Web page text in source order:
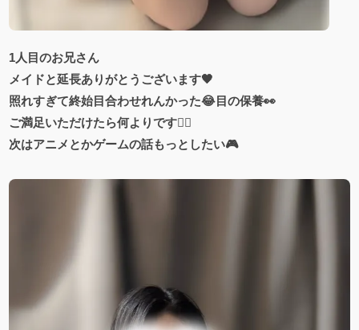
1人目のお兄さん
メイドと延長ありがとうございます🖤
照れすぎて終始目合わせれんかった😂目の保養👀
ご満足いただけたら何よりです🙂‍↕️
次はアニメとかゲームの話もっとしたい🎮